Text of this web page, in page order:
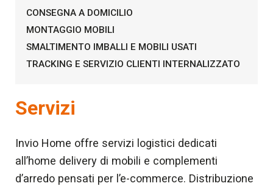
CASE HISTORY
LAVORA CON NOI
CONSEGNA A DOMICILIO
MONTAGGIO MOBILI
SMALTIMENTO IMBALLI E MOBILI USATI
TRACKING E SERVIZIO CLIENTI INTERNALIZZATO
Servizi
Invio Home offre servizi logistici dedicati
all’home delivery di mobili e complementi
d’arredo pensati per l’e-commerce. Distribuzione